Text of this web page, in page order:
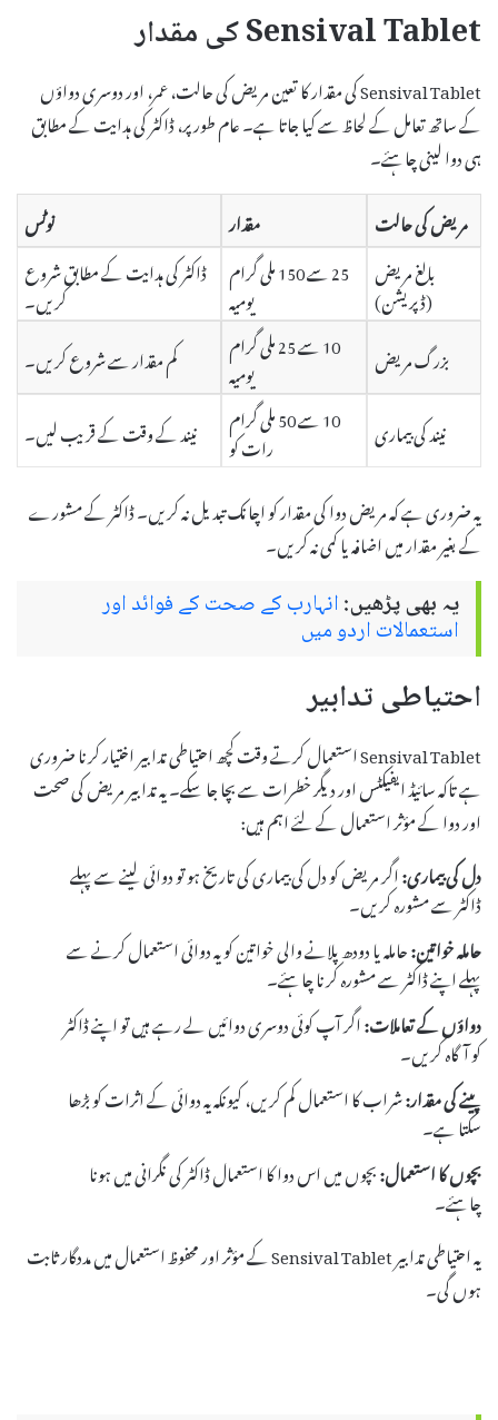
Sensival Tablet کی مقدار
Sensival Tablet کی مقدار کا تعین مریض کی حالت، عمر، اور دوسری دواؤں
کے ساتھ تعامل کے لحاظ سے کیا جاتا ہے۔ عام طور پر، ڈاکٹر کی ہدایت کے مطابق
ہی دوا لینی چاہئے۔
مریض کی حالت
مقدار
نوٹس
بالغ مریض
(ڈپریشن)
25 سے 150 ملی گرام
یومیہ
ڈاکٹر کی ہدایت کے مطابق شروع
کریں۔
بزرگ مریض
10 سے 25 ملی گرام
یومیہ
کم مقدار سے شروع کریں۔
نیند کی بیماری
10 سے 50 ملی گرام
رات کو
نیند کے وقت کے قریب لیں۔
یہ ضروری ہے کہ مریض دوا کی مقدار کو اچانک تبدیل نہ کریں۔ ڈاکٹر کے مشورے
کے بغیر مقدار میں اضافہ یا کمی نہ کریں۔
یہ بھی پڑھیں:انہارب کے صحت کے فوائد اور
استعمالات اردو میں
احتیاطی تدابیر
Sensival Tablet استعمال کرتے وقت کچھ احتیاطی تدابیر اختیار کرنا ضروری
ہے تاکہ سائیڈ ایفیکٹس اور دیگر خطرات سے بچا جا سکے۔ یہ تدابیر مریض کی صحت
اور دوا کے مؤثر استعمال کے لئے اہم ہیں:
دل کی بیماری:اگر مریض کو دل کی بیماری کی تاریخ ہو تو دوائی لینے سے پہلے
ڈاکٹر سے مشورہ کریں۔
حاملہ خواتین:حاملہ یا دودھ پلانے والی خواتین کو یہ دوائی استعمال کرنے سے
پہلے اپنے ڈاکٹر سے مشورہ کرنا چاہئے۔
دواؤں کے تعاملات:اگر آپ کوئی دوسری دوائیں لے رہے ہیں تو اپنے ڈاکٹر
کو آگاہ کریں۔
پینے کی مقدار:شراب کا استعمال کم کریں، کیونکہ یہ دوائی کے اثرات کو بڑھا
سکتا ہے۔
بچوں کا استعمال:بچوں میں اس دوا کا استعمال ڈاکٹر کی نگرانی میں ہونا
چاہئے۔
یہ احتیاطی تدابیر Sensival Tablet کے مؤثر اور محفوظ استعمال میں مددگار ثابت
ہوں گی۔